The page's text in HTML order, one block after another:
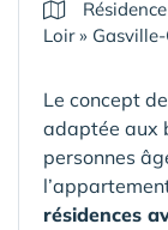
Loir»
Le concept
adaptée aux
personnes
résidences